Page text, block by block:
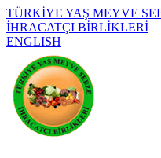
TÜRKİYE YAŞ MEYVE
İHRACATÇI BİRLİKLERİ
ENGLISH